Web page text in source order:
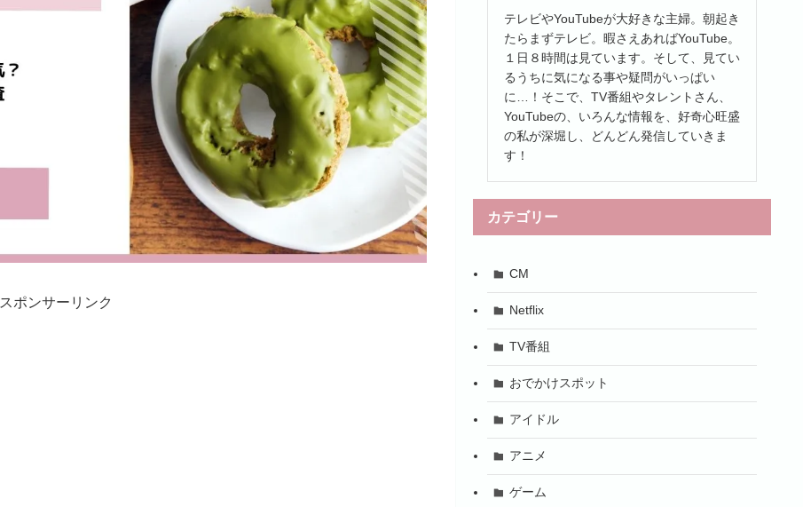
スポンサーリンク
テレビやYouTubeが大好きな主婦。朝起き
たらまずテレビ。暇さえあればYouTube。
１日８時間は見ています。そして、見てい
るうちに気になる事や疑問がいっぱい
に…！そこで、TV番組やタレントさん、
YouTubeの、いろんな情報を、好奇心旺盛
の私が深堀し、どんどん発信していきま
す！
カテゴリー
CM
Netflix
TV番組
おでかけスポット
アイドル
アニメ
ゲーム